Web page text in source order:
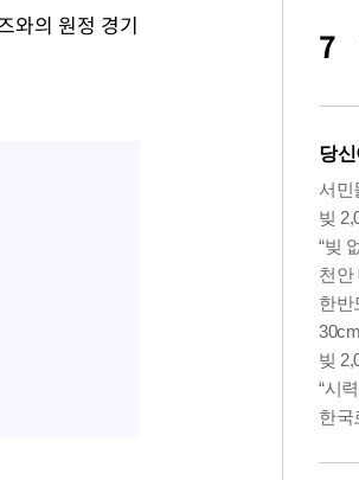
와의 원정 경기
고속도로서 화물차 낙하물, 들이받은 승합차
7